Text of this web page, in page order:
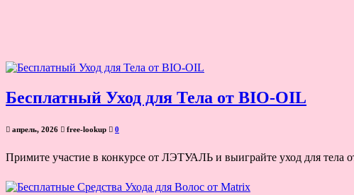
Бесплатный Уход для Тела от BIO-OIL
апрель, 2026 free-lookup 0
Примите участие в конкурсе от ЛЭТУАЛЬ и выиграйте уход для